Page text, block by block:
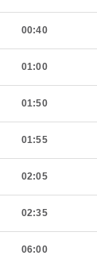
00:40
01:00
01:50
01:55
02:05
02:35
06:00